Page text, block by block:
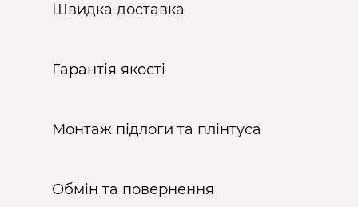
Швидка доставка
Гарантія якості
Монтаж підлоги та плінтуса
Обмін та повернення